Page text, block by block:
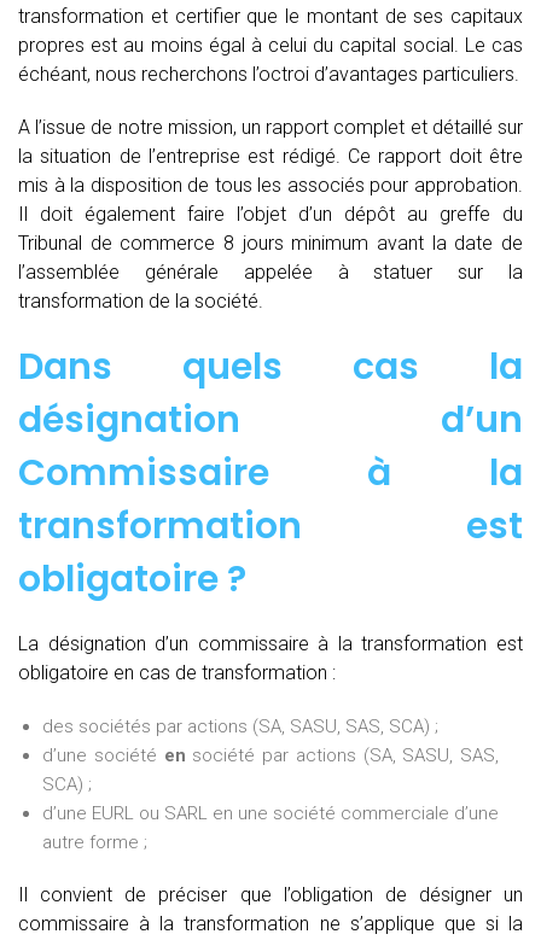
transformation et certifier que le montant de ses capitaux
propres est au moins égal à celui du capital social. Le cas
échéant, nous recherchons l’octroi d’avantages particuliers.
A l’issue de notre mission, un rapport complet et détaillé sur
la situation de l’entreprise est rédigé. Ce rapport doit être
mis à la disposition de tous les associés pour approbation.
Il doit également faire l’objet d’un dépôt au greffe du
Tribunal de commerce 8 jours minimum avant la date de
l’assemblée générale appelée à statuer sur la
transformation de la société.
Dans quels cas la
désignation d’un
Commissaire à la
transformation est
obligatoire ?
La désignation d’un commissaire à la transformation est
obligatoire en cas de transformation :
des sociétés par actions (SA, SASU, SAS, SCA) ;
d’une société en société par actions (SA, SASU, SAS,
SCA) ;
d’une EURL ou SARL en une société commerciale d’une
autre forme ;
Il convient de préciser que l’obligation de désigner un
commissaire à la transformation ne s’applique que si la